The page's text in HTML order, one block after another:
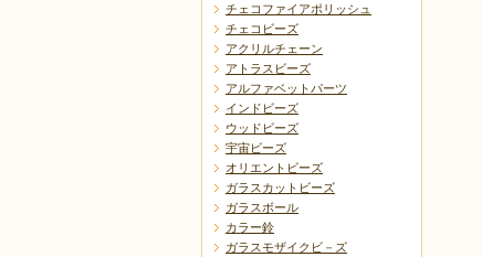
チェコファイアポリッシュ
チェコビーズ
アクリルチェーン
アトラスビーズ
アルファベットパーツ
インドビーズ
ウッドビーズ
宇宙ビーズ
オリエントビーズ
ガラスカットビーズ
ガラスボール
カラー鈴
ガラスモザイクビ－ズ